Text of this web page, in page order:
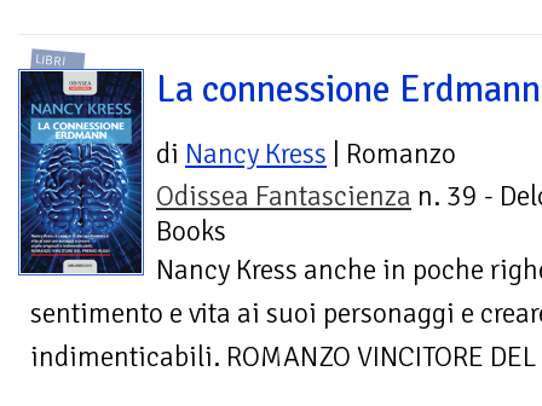
LIBRI
La connessione Erdmann
di Nancy Kress | Romanzo
Odissea Fantascienza n. 39 -
Books
Nancy Kress anche in poche
sentimento e vita ai suoi personaggi e
indimenticabili. ROMANZO VINCITORE